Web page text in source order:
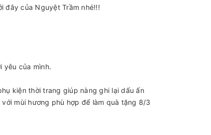
đây của Nguyệt Trầm nhé!!!
yêu của mình.
kiện thời trang giúp nàng ghi lại dấu ấn
mùi hương phù hợp để làm quà tặng 8/3